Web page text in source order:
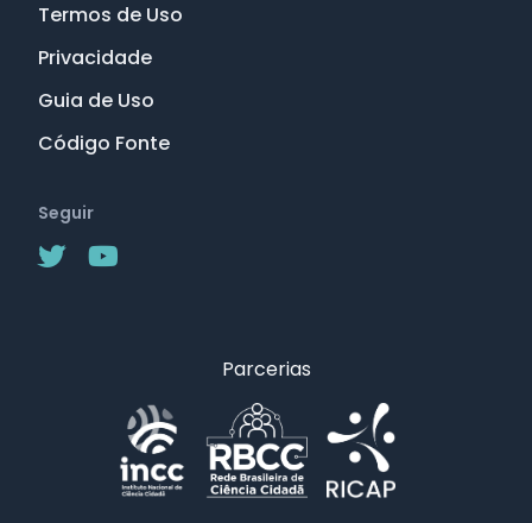
Termos de Uso
Privacidade
Guia de Uso
Código Fonte
Seguir
Parcerias